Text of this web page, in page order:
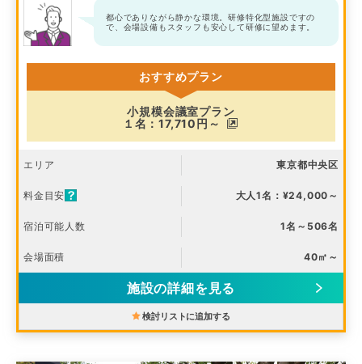
都心でありながら静かな環境。研修特化型施設ですの
で、会場設備もスタッフも安心して研修に望めます。
おすすめプラン
小規模会議室プラン
１名：17,710円～
エリア 東京都中央区
料金目安 大人1名：¥24,000～
宿泊可能人数 1名～506名
会場面積 40㎡～
施設の詳細を見る
検討リストに追加する